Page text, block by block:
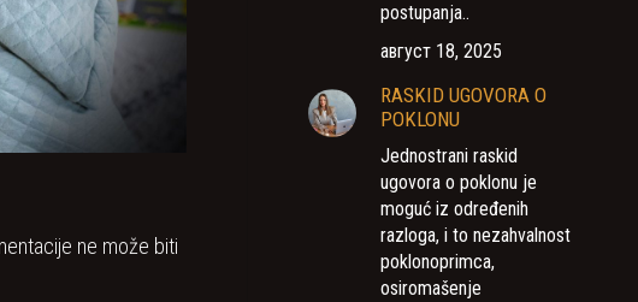
ne može biti
postupanja..
август 18, 2025
RASKID UGOVORA O
POKLONU
Jednostrani raskid
ugovora o poklonu je
moguć iz određenih
razloga, i to nezahvalnost
poklonoprimca,
osiromašenje